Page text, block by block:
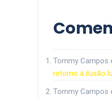
Tommy Campos
retorno à ilusão
Tommy Campos